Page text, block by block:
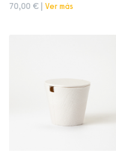
70,00 € | Ver más